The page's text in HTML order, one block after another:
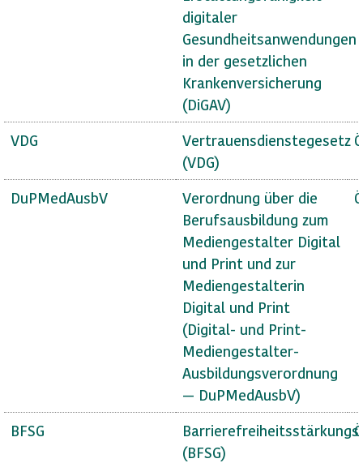
digitaler
Gesundheitsanwendungen
in der gesetzlichen
Krankenversicherung
(DiGAV)
VDG
Vertrauensdienstegesetz
(VDG)
DuPMedAusbV
Verordnung über die
Berufsausbildung zum
Mediengestalter Digital
und Print und zur
Mediengestalterin
Digital und Print
(Digital- und Print-
Mediengestalter-
Ausbildungsverordnung
— DuPMedAusbV)
BFSG
(BFSG)